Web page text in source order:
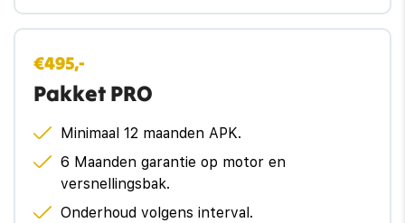
€495,-
Pakket PRO
Minimaal 12 maanden APK.
6 Maanden garantie op motor en
versnellingsbak.
Onderhoud volgens interval.